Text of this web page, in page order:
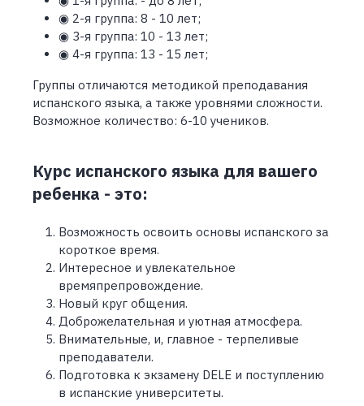
◉ 2-я группа: 8 - 10 лет;
◉ 3-я группа: 10 - 13 лет;
◉ 4-я группа: 13 - 15 лет;
Группы отличаются методикой преподавания
испанского языка, а также уровнями сложности.
Возможное количество: 6-10 учеников.
Курс испанского языка для вашего
ребенка - это:
Возможность освоить основы испанского за
короткое время.
Интересное и увлекательное
времяпрепровождение.
Новый круг общения.
Доброжелательная и уютная атмосфера.
Внимательные, и, главное - терпеливые
преподаватели.
Подготовка к экзамену DELE и поступлению
в испанские университеты.